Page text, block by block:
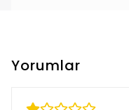
Yorumlar